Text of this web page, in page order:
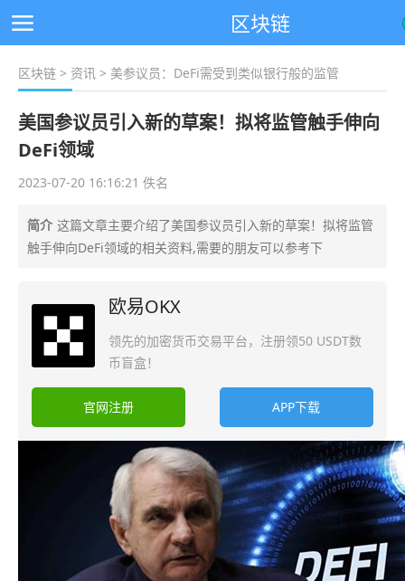
区块链
区块链 > 资讯 > 美参议员：DeFi需受到类似银行般的监管
美国参议员引入新的草案！拟将监管触手伸向
DeFi领域
2023-07-20 16:16:21 佚名
简介 这篇文章主要介绍了美国参议员引入新的草案！拟将监管
触手伸向DeFi领域的相关资料,需要的朋友可以参考下
欧易OKX
领先的加密货币交易平台，注册领50 USDT数
币盲盒！
官网注册 APP下载